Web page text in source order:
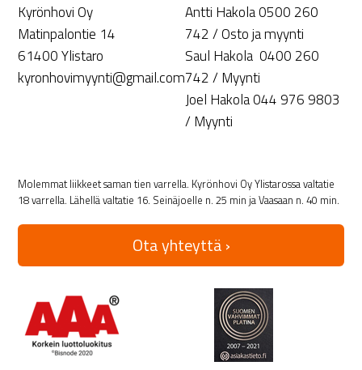
Kyrönhovi Oy
Matinpalontie 14
61400 Ylistaro
kyronhovimyynti@gmail.com
Antti Hakola 0500 260
742 / Osto ja myynti
Saul Hakola 0400 260
742 / Myynti
Joel Hakola 044 976 9803
/ Myynti
Molemmat liikkeet saman tien varrella. Kyrönhovi Oy Ylistarossa valtatie
18 varrella. Lähellä valtatie 16. Seinäjoelle n. 25 min ja Vaasaan n. 40 min.
Ota yhteyttä ›